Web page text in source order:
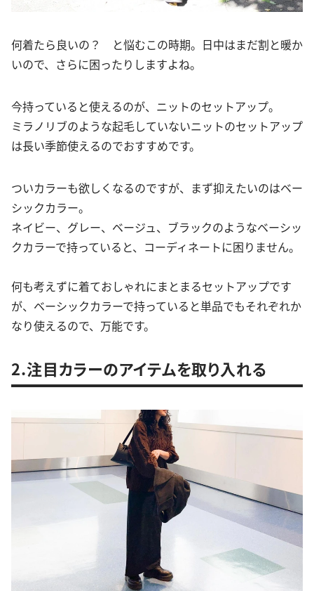
何着たら良いの？ と悩むこの時期。日中はまだ割と暖か
いので、さらに困ったりしますよね。
今持っていると使えるのが、ニットのセットアップ。
ミラノリブのような起毛していないニットのセットアップ
は長い季節使えるのでおすすめです。
ついカラーも欲しくなるのですが、まず抑えたいのはベー
シックカラー。
ネイビー、グレー、ベージュ、ブラックのようなベーシッ
クカラーで持っていると、コーディネートに困りません。
何も考えずに着ておしゃれにまとまるセットアップです
が、ベーシックカラーで持っていると単品でもそれぞれか
なり使えるので、万能です。
2.注目カラーのアイテムを取り入れる